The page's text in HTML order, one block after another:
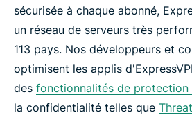
sécurisée à chaque abonné,
un réseau de serveurs très
113 pays. Nos développeurs et
optimisent les applis
des fonctionnalités de protection
la confidentialité telles que